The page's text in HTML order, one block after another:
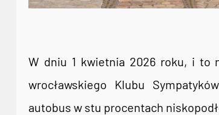
W dniu 1 kwietnia 2026 roku, i to
wrocławskiego Klubu
autobus w stu procentach